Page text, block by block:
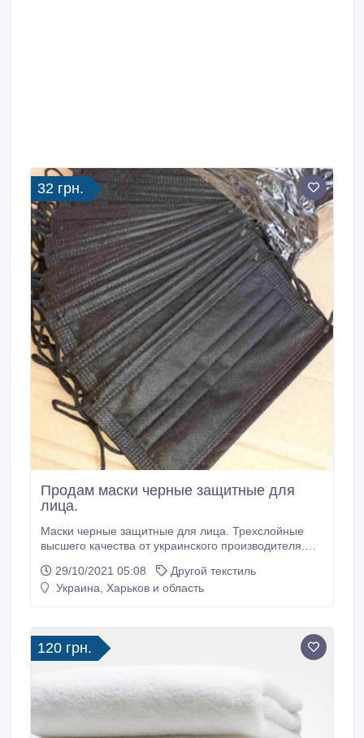
32 грн.
Продам маски черные защитные для
лица.
Маски черные защитные для лица. Трехслойные
высшего качества от украинского производителя.
объема на складе. Маска состоит из 3-х слоёв
гипоаллергенного материала Cпанбонд, эластичной
29/10/2021 05:08
Другой текстиль
Украина, Харьков и область
120 грн.